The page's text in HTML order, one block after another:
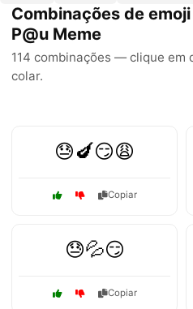
Combinações de
P@u Meme
114 combinações — clique em
colar.
😓🍆😏😩
Copiar
😓💦😏
Copiar